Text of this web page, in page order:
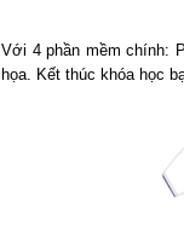
Với 4 phần mềm chính:
họa. Kết thúc khóa học